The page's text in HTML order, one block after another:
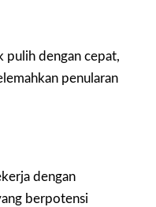
pulih dengan cepat,
penularan
dengan
berpotensi